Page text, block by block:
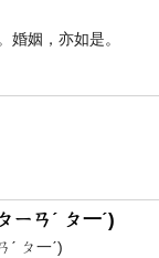
婚姻，亦如是。
ㄧㄢˊ ㄆ一ˊ)
ˊ ㄆ一ˊ)